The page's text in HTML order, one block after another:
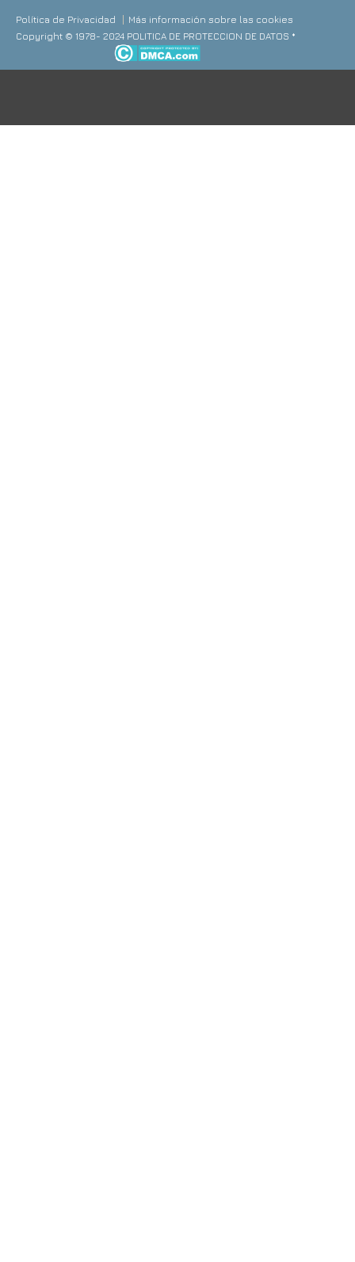
Política de Privacidad
Más información sobre las cookies
Copyright © 1978- 2024 POLITICA DE PROTECCION DE DATOS *